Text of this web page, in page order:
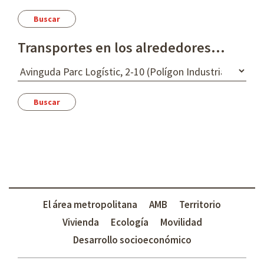
oar
Transportes en los alrededores...
D
e
s
El área metropolitana AMB
Territorio
Vivienda
Ecología
Movilidad
Desarrollo socioeconómico